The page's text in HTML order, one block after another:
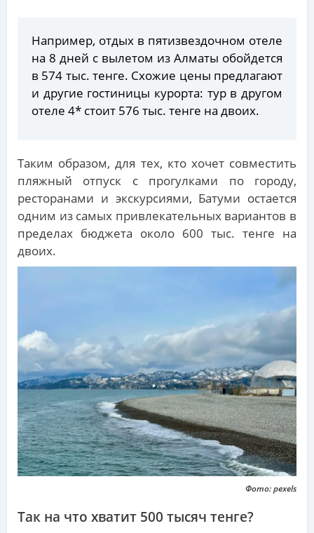
Например, отдых в пятизвездочном отеле
на 8 дней с вылетом из Алматы обойдется
в 574 тыс. тенге. Схожие цены предлагают
и другие гостиницы курорта: тур в другом
отеле 4* стоит 576 тыс. тенге на двоих.
Таким образом, для тех, кто хочет совместить
пляжный отпуск с прогулками по городу,
ресторанами и экскурсиями, Батуми остается
одним из самых привлекательных вариантов в
пределах бюджета около 600 тыс. тенге на
двоих.
Фото: pexels
Так на что хватит 500 тысяч тенге?